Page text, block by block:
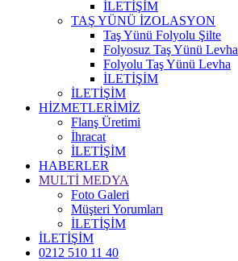
İLETİŞİM
TAŞ YÜNÜ İZOLASYON
Taş Yünü Folyolu Şilte
Folyosuz Taş Yünü Levha
Folyolu Taş Yünü Levha
İLETİŞİM
İLETİŞİM
HİZMETLERİMİZ
Flanş Üretimi
İhracat
İLETİŞİM
HABERLER
MULTİ MEDYA
Foto Galeri
Müşteri Yorumları
İLETİŞİM
İLETİŞİM
0212 510 11 40